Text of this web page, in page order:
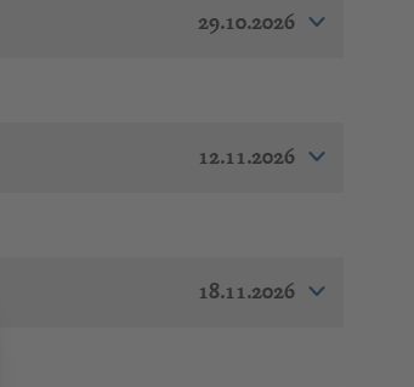
29.10.2026
12.11.2026
18.11.2026